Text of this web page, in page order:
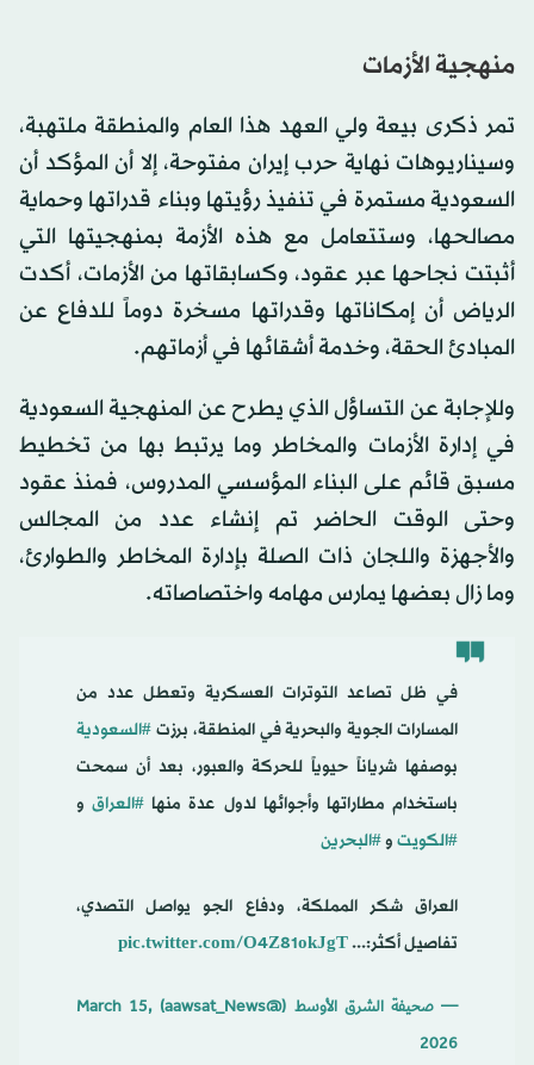
منهجية الأزمات
تمر ذكرى بيعة ولي العهد هذا العام والمنطقة ملتهبة،
وسيناريوهات نهاية حرب إيران مفتوحة، إلا أن المؤكد أن
السعودية مستمرة في تنفيذ رؤيتها وبناء قدراتها وحماية
مصالحها، وستتعامل مع هذه الأزمة بمنهجيتها التي
أثبتت نجاحها عبر عقود، وكسابقاتها من الأزمات، أكدت
الرياض أن إمكاناتها وقدراتها مسخرة دوماً للدفاع عن
المبادئ الحقة، وخدمة أشقائها في أزماتهم.
وللإجابة عن التساؤل الذي يطرح عن المنهجية السعودية
في إدارة الأزمات والمخاطر وما يرتبط بها من تخطيط
مسبق قائم على البناء المؤسسي المدروس، فمنذ عقود
وحتى الوقت الحاضر تم إنشاء عدد من المجالس
والأجهزة واللجان ذات الصلة بإدارة المخاطر والطوارئ،
وما زال بعضها يمارس مهامه واختصاصاته.
في ظل تصاعد التوترات العسكرية وتعطل عدد من
المسارات الجوية والبحرية في المنطقة، برزت #السعودية
بوصفها شرياناً حيوياً للحركة والعبور، بعد أن سمحت
باستخدام مطاراتها وأجوائها لدول عدة منها #العراقو
#الكويت و#البحرين
العراق شكر المملكة، ودفاع الجو يواصل التصدي،
تفاصيل أكثر:...pic.twitter.com/O4Z81okJgT
— صحيفة الشرق الأوسط (@aawsat_News) March 15,
2026